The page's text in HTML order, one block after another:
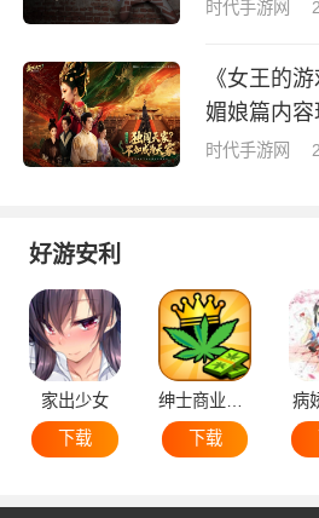
时代手游网
《女王的
媚娘篇内
时代手游网
好游安利
家出少女
下载
绅士商业策略
下载
病